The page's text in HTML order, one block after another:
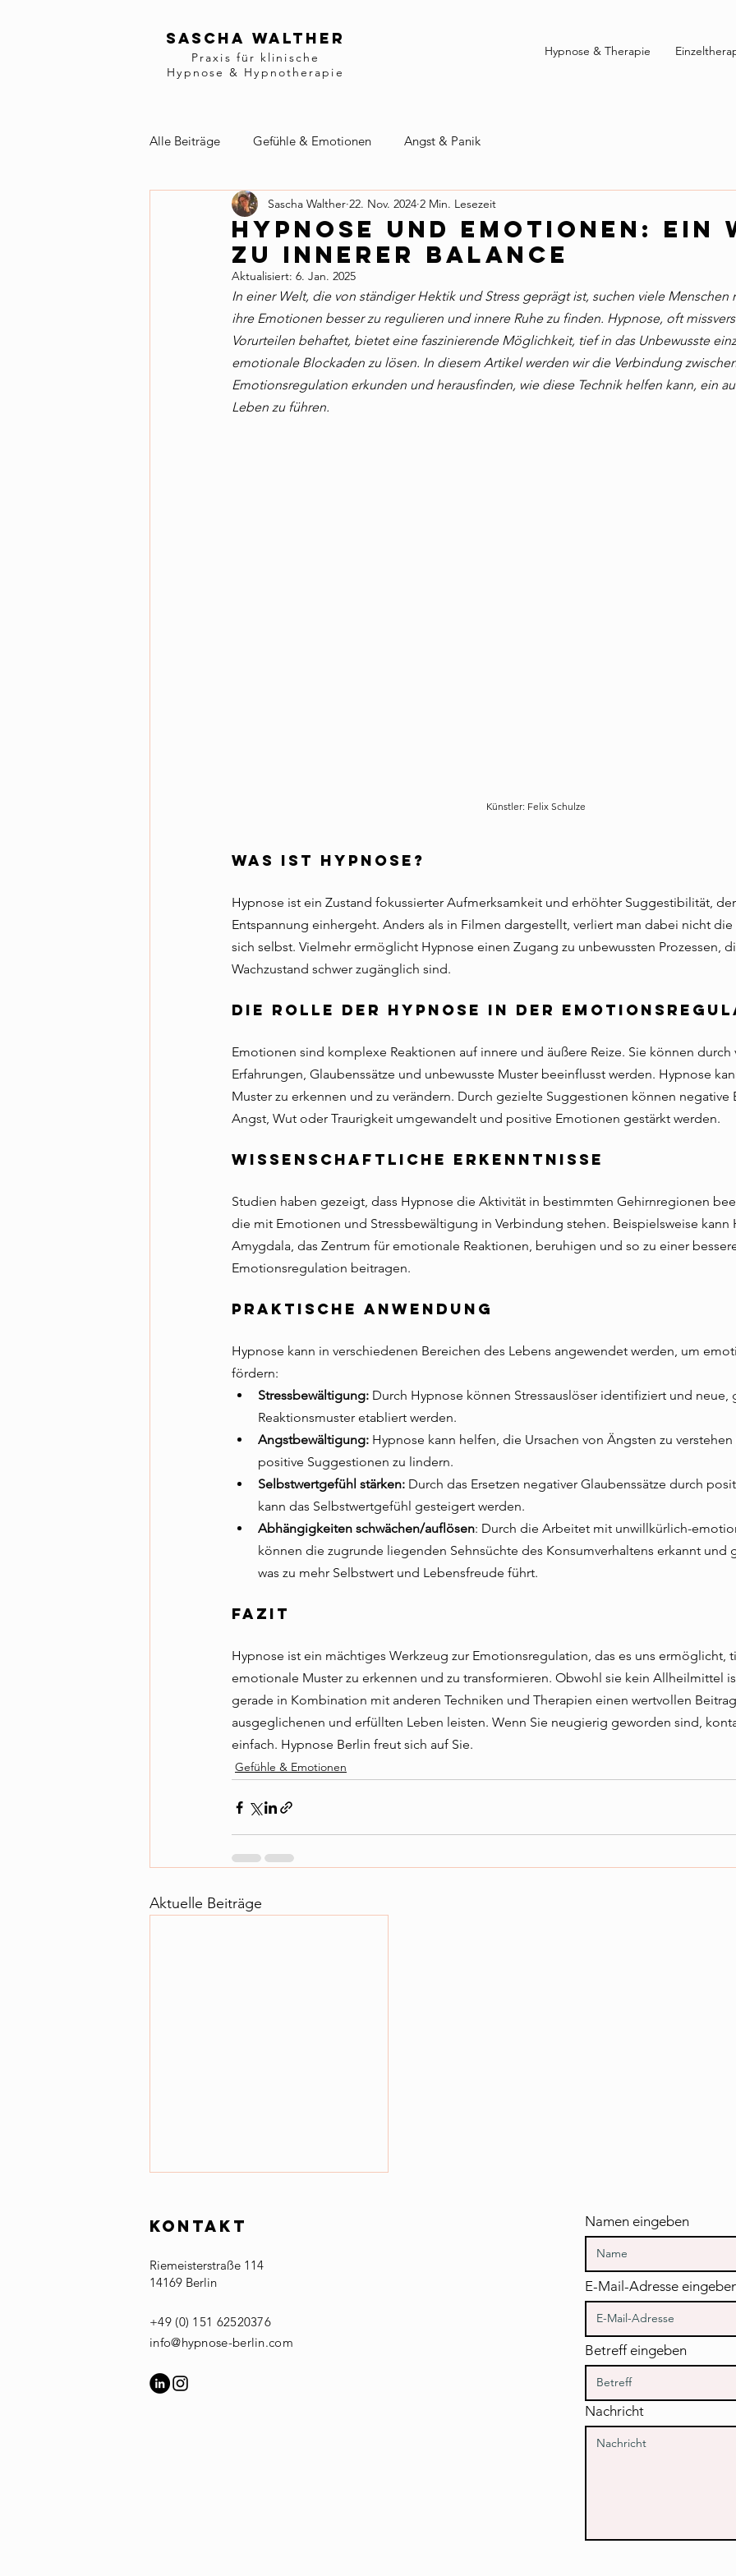
Sascha Walther
Praxis für klinische
Hypnose & Hypnotherapie
Hypnose & Therapie
Alle Beiträge Gefühle & Emotionen Angst & Panik
Hypnose und Emotionen: Ein
zu innerer Balance
Sascha Walther 22. Nov. 2024 2 Min. Lesezeit
Aktualisiert: 6. Jan. 2025
In einer Welt, die von ständiger Hektik und Stress geprägt ist, suchen viele Menschen
ihre Emotionen besser zu regulieren und innere Ruhe zu finden. Hypnose, oft
Vorurteilen behaftet, bietet eine faszinierende Möglichkeit, tief in das Unbewusste
emotionale Blockaden zu lösen. In diesem Artikel werden wir die Verbindung
Emotionsregulation erkunden und herausfinden, wie diese Technik helfen kann, ein
Leben zu führen.
Künstler: Felix Schulze
Was ist Hypnose?
Hypnose ist ein Zustand fokussierter Aufmerksamkeit und erhöhter Suggestibilität,
Entspannung einhergeht. Anders als in Filmen dargestellt, verliert man dabei nicht
sich selbst. Vielmehr ermöglicht Hypnose einen Zugang zu unbewussten Prozessen,
Wachzustand schwer zugänglich sind.
Die Rolle der Hypnose in der
Emotionen sind komplexe Reaktionen auf innere und äußere Reize. Sie können durch
Erfahrungen, Glaubenssätze und unbewusste Muster beeinflusst werden. Hypnose
Muster zu erkennen und zu verändern. Durch gezielte Suggestionen können negative
Angst, Wut oder Traurigkeit umgewandelt und positive Emotionen gestärkt werden.
Wissenschaftliche Erkenntnisse
Studien haben gezeigt, dass Hypnose die Aktivität in bestimmten Gehirnregionen
die mit Emotionen und Stressbewältigung in Verbindung stehen. Beispielsweise kann
Amygdala, das Zentrum für emotionale Reaktionen, beruhigen und so zu einer
Emotionsregulation beitragen.
Praktische Anwendung
Hypnose kann in verschiedenen Bereichen des Lebens angewendet werden, um
fördern:
Stressbewältigung: Durch Hypnose können Stressauslöser identifiziert und neue,
Reaktionsmuster etabliert werden.
Angstbewältigung: Hypnose kann helfen, die Ursachen von Ängsten zu
positive Suggestionen zu lindern.
Selbstwertgefühl stärken: Durch das Ersetzen negativer Glaubenssätze durch
kann das Selbstwertgefühl gesteigert werden.
Abhängigkeiten schwächen/auflösen: Durch die Arbeitet mit unwillkürlich-
können die zugrunde liegenden Sehnsüchte des Konsumverhaltens erkannt und
was zu mehr Selbstwert und Lebensfreude führt.
Fazit
Hypnose ist ein mächtiges Werkzeug zur Emotionsregulation, das es uns ermöglicht,
emotionale Muster zu erkennen und zu transformieren. Obwohl sie kein Allheilmittel
gerade in Kombination mit anderen Techniken und Therapien einen wertvollen
ausgeglichenen und erfüllten Leben leisten. Wenn Sie neugierig geworden sind,
einfach. Hypnose Berlin freut sich auf Sie.
Gefühle & Emotionen
Aktuelle Beiträge
Wie das
aushalten von
Gefühlen zu
wahrer
KONTAKT
Riemeisterstraße 114
14169 Berlin
+49 (0) 151 62520376​
info@hypnose-berlin.com
Namen eingeben
E-Mail-Adresse
Betreff eingeben
Nachricht